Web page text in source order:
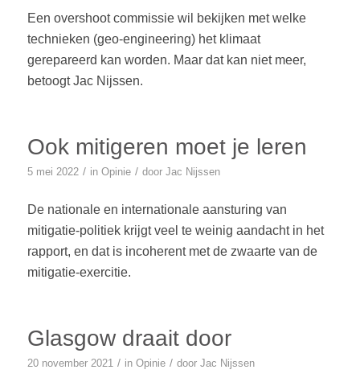
Een overshoot commissie wil bekijken met welke
technieken (geo-engineering) het klimaat
gerepareerd kan worden. Maar dat kan niet meer,
betoogt Jac Nijssen.
Ook mitigeren moet je leren
5 mei 2022 / in Opinie / door Jac Nijssen
De nationale en internationale aansturing van
mitigatie-politiek krijgt veel te weinig aandacht in het
rapport, en dat is incoherent met de zwaarte van de
mitigatie-exercitie.
Glasgow draait door
20 november 2021 / in Opinie / door Jac Nijssen